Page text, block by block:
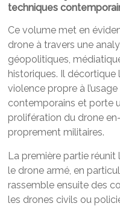
lettres
techniques
Ce volume met en
drone à travers une
géopolitiques,
historiques. Il
violence propre à
contemporains et porte
prolifération du drone
proprement militaires.
La première partie
le drone armé, en
rassemble ensuite des
les drones civils ou